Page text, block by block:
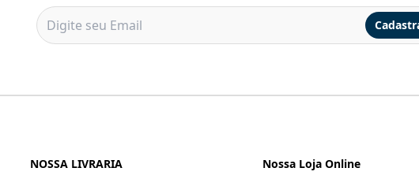
NOSSA LIVRARIA Nossa Loja Online